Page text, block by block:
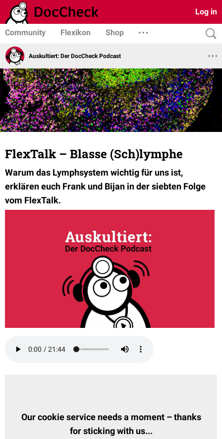
Log in
Community Flexikon Shop
Auskultiert: Der DocCheck Podcast
FlexTalk – Blasse (Sch)lymphe
Warum das Lymphsystem wichtig für uns ist,
erklären euch Frank und Bijan in der siebten Folge
vom FlexTalk.
Our cookie service needs a moment – thanks
for sticking with us...